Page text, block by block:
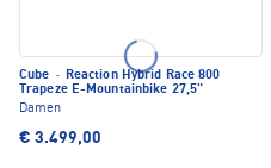
Cube · Reaction Hybrid Race 800
Trapeze E-Mountainbike 27,5"
Damen
€ 3.499,00